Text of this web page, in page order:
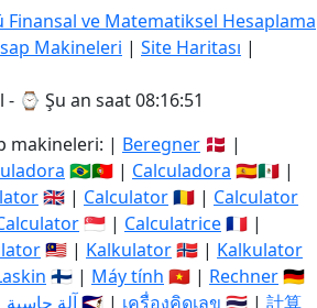
Finansal ve Matematiksel Hesaplama
Makineleri | Site Haritası |
- ⌚ Şu an saat 08:16:52
makineleri: | Beregner 🇩🇰 |
🇧🇷🇵🇹 | Calculadora 🇪🇸🇲🇽 |
🇬🇧 | Calculator🇷🇴 | Calculator
🇸🇬 | Calculatrice🇫🇷 |
🇲🇾 | Kalkulator🇳🇴 | Kalkulator
🇫🇮 | Máy tính 🇻🇳 | Rechner🇩🇪
آلة حاسبة🇸🇦 | เครื่องคิดเลข 🇹🇭 | 計算